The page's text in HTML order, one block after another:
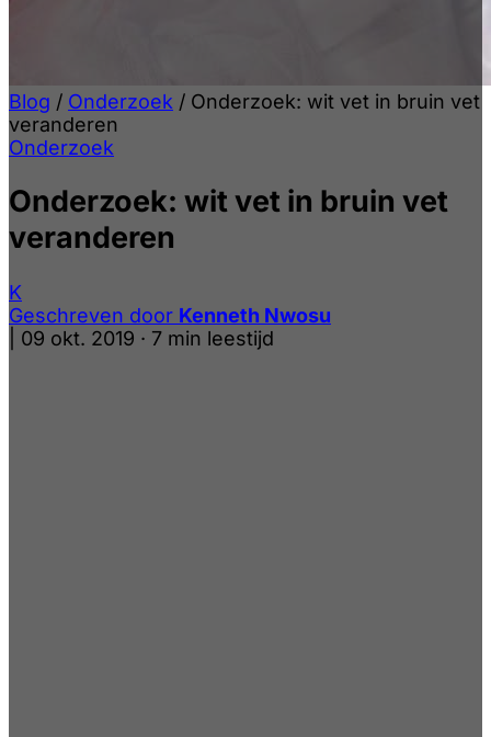
Blog / Onderzoek / Onderzoek: wit vet in bruin vet
veranderen
Onderzoek
Onderzoek: wit vet in bruin vet
veranderen
K
Geschreven door Kenneth Nwosu
09 okt. 2019 · 7 min leestijd